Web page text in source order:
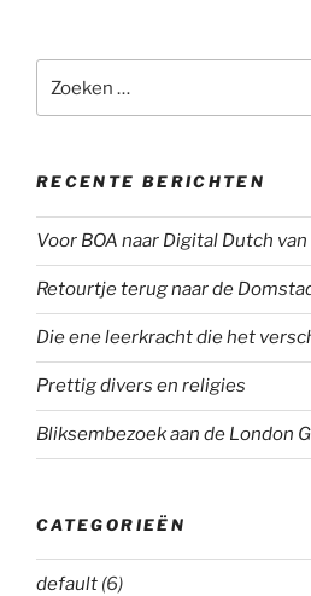
naar:
RECENTE BERICHTEN
Voor BOA naar Digital Dutch van
Retourtje terug naar de
Die ene leerkracht die het
Prettig divers en religies
Bliksembezoek aan de London
CATEGORIEËN
default (6)